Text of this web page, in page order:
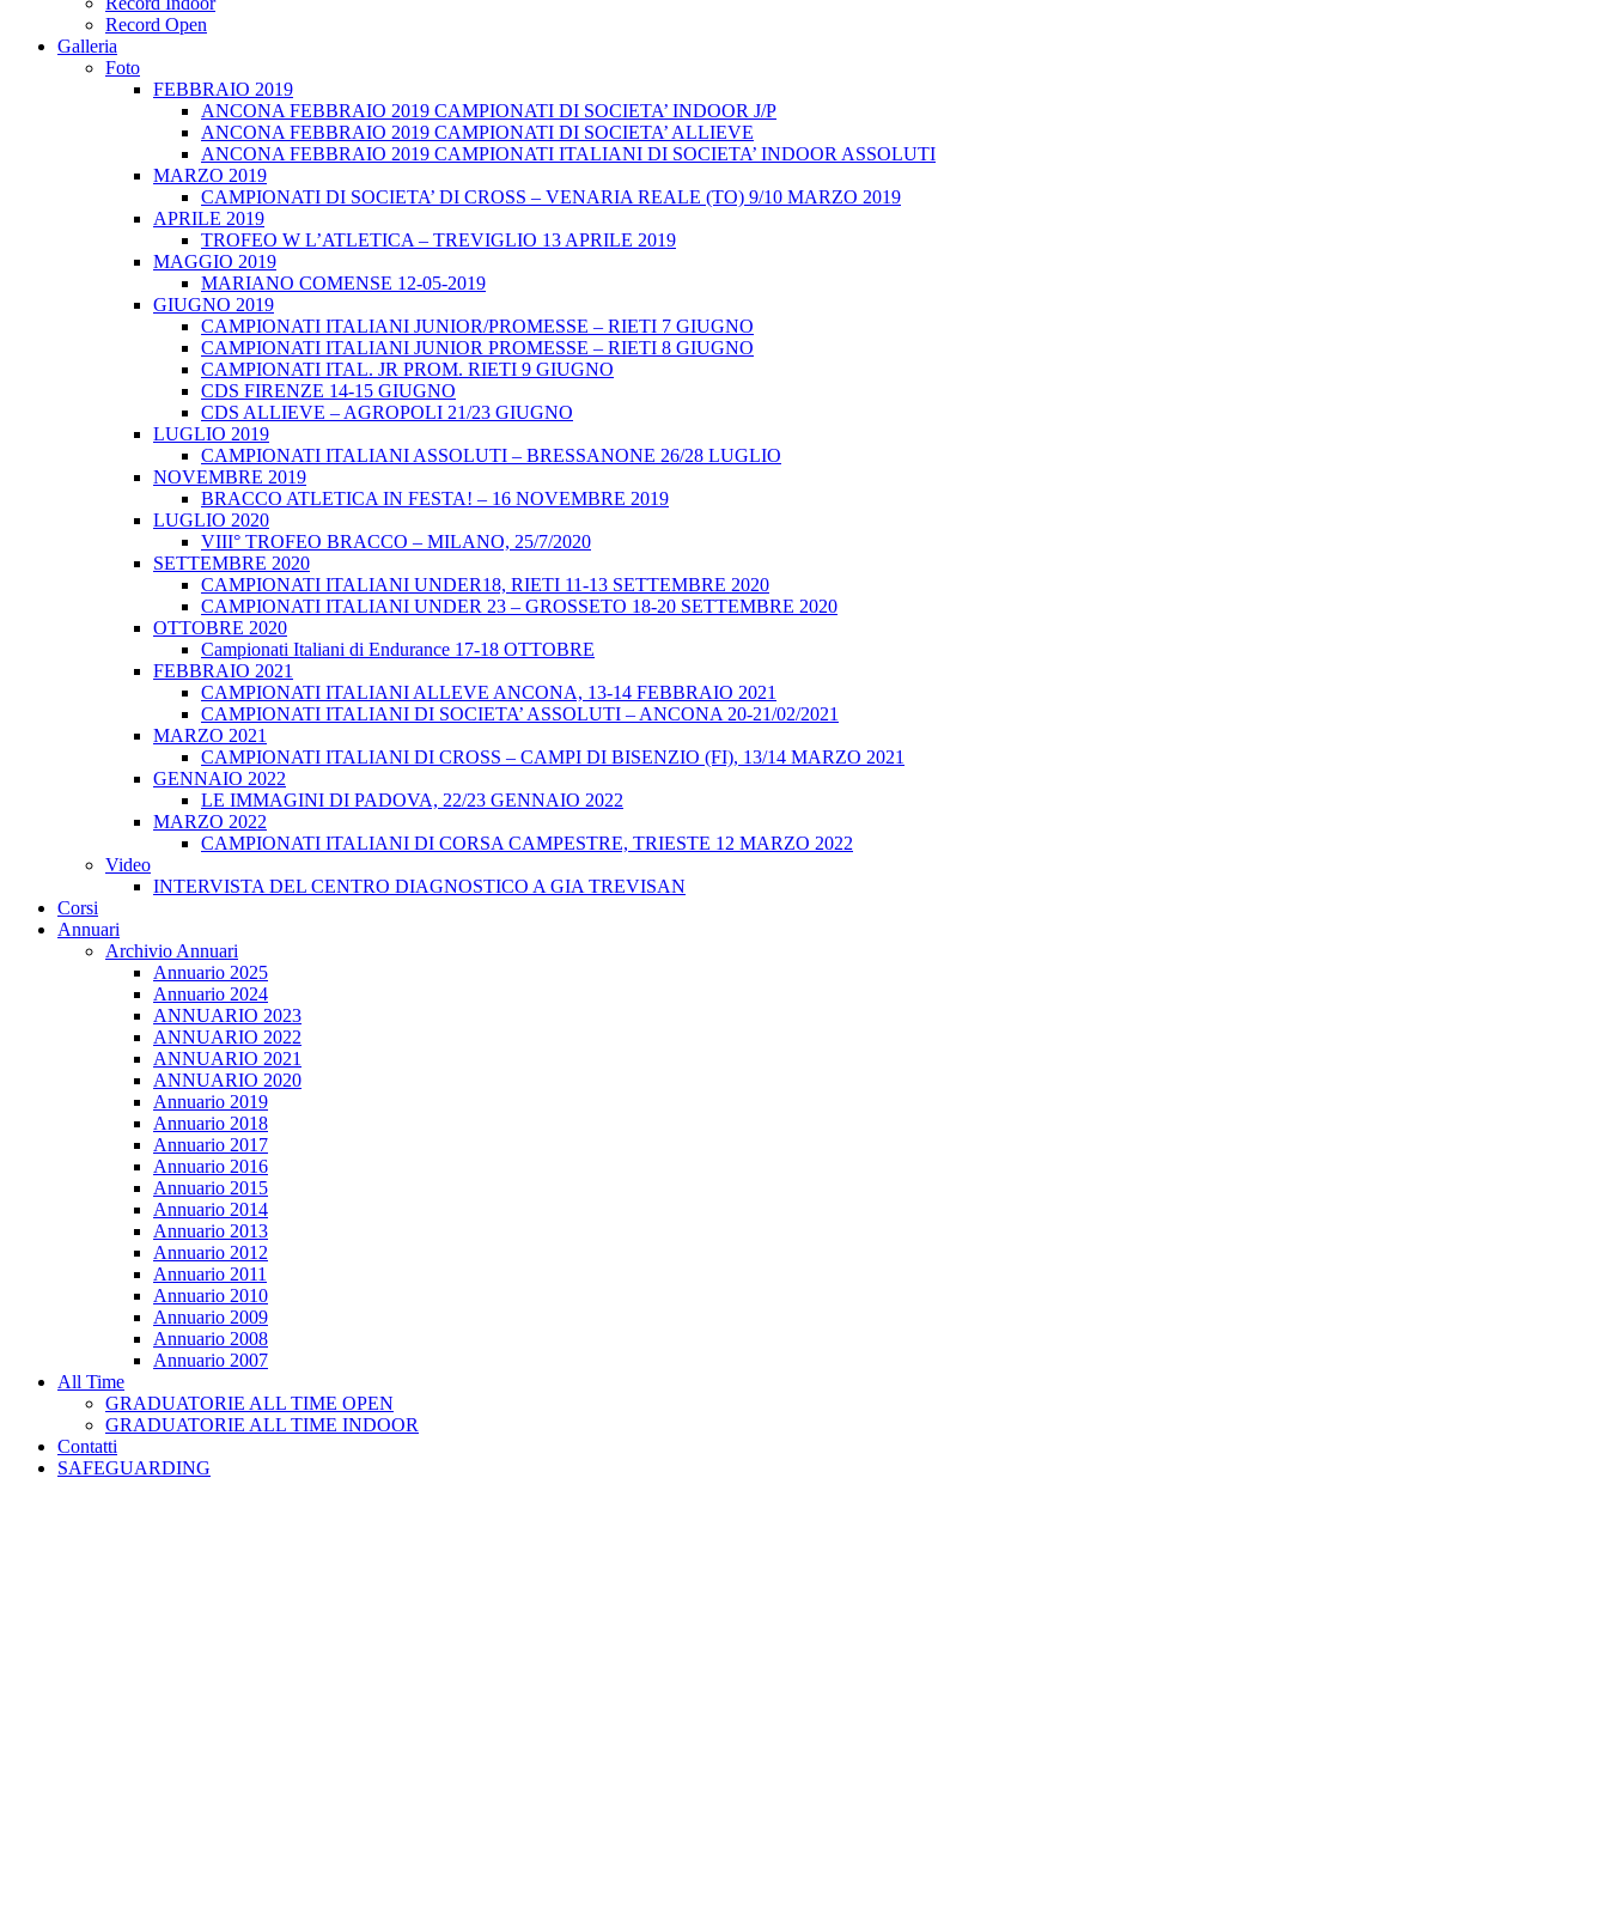
Record Open
Galleria
Foto
FEBBRAIO 2019
ANCONA FEBBRAIO 2019 CAMPIONATI DI SOCIETA’ INDOOR J/P
ANCONA FEBBRAIO 2019 CAMPIONATI DI SOCIETA’ ALLIEVE
ANCONA FEBBRAIO 2019 CAMPIONATI ITALIANI DI SOCIETA’ INDOOR ASSOLUTI
MARZO 2019
CAMPIONATI DI SOCIETA’ DI CROSS – VENARIA REALE (TO) 9/10 MARZO 2019
APRILE 2019
TROFEO W L’ATLETICA – TREVIGLIO 13 APRILE 2019
MAGGIO 2019
MARIANO COMENSE 12-05-2019
GIUGNO 2019
CAMPIONATI ITALIANI JUNIOR/PROMESSE – RIETI 7 GIUGNO
CAMPIONATI ITALIANI JUNIOR PROMESSE – RIETI 8 GIUGNO
CAMPIONATI ITAL. JR PROM. RIETI 9 GIUGNO
CDS FIRENZE 14-15 GIUGNO
CDS ALLIEVE – AGROPOLI 21/23 GIUGNO
LUGLIO 2019
CAMPIONATI ITALIANI ASSOLUTI – BRESSANONE 26/28 LUGLIO
NOVEMBRE 2019
BRACCO ATLETICA IN FESTA! – 16 NOVEMBRE 2019
LUGLIO 2020
VIII° TROFEO BRACCO – MILANO, 25/7/2020
SETTEMBRE 2020
CAMPIONATI ITALIANI UNDER18, RIETI 11-13 SETTEMBRE 2020
CAMPIONATI ITALIANI UNDER 23 – GROSSETO 18-20 SETTEMBRE 2020
OTTOBRE 2020
Campionati Italiani di Endurance 17-18 OTTOBRE
FEBBRAIO 2021
CAMPIONATI ITALIANI ALLEVE ANCONA, 13-14 FEBBRAIO 2021
CAMPIONATI ITALIANI DI SOCIETA’ ASSOLUTI – ANCONA 20-21/02/2021
MARZO 2021
CAMPIONATI ITALIANI DI CROSS – CAMPI DI BISENZIO (FI), 13/14 MARZO 2021
GENNAIO 2022
LE IMMAGINI DI PADOVA, 22/23 GENNAIO 2022
MARZO 2022
CAMPIONATI ITALIANI DI CORSA CAMPESTRE, TRIESTE 12 MARZO 2022
Video
INTERVISTA DEL CENTRO DIAGNOSTICO A GIA TREVISAN
Corsi
Annuari
Archivio Annuari
Annuario 2025
Annuario 2024
ANNUARIO 2023
ANNUARIO 2022
ANNUARIO 2021
ANNUARIO 2020
Annuario 2019
Annuario 2018
Annuario 2017
Annuario 2016
Annuario 2015
Annuario 2014
Annuario 2013
Annuario 2012
Annuario 2011
Annuario 2010
Annuario 2009
Annuario 2008
Annuario 2007
All Time
GRADUATORIE ALL TIME OPEN
GRADUATORIE ALL TIME INDOOR
Contatti
SAFEGUARDING